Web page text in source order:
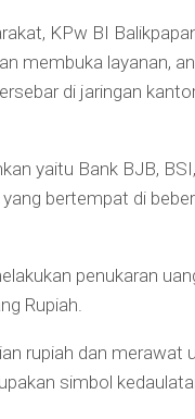
KPw BI
membuka layanan,
di jaringan
yaitu Bank BJB,
bertempat di
penukaran
Rupiah.
rupiah dan merawat
simbol